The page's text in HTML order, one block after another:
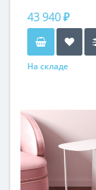
43 940 ₽
На складе